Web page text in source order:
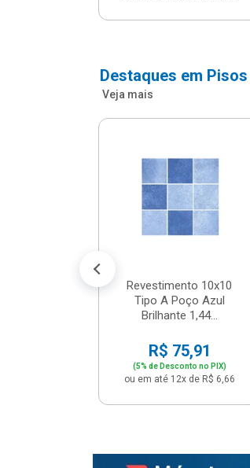
Destaques em
Veja mais
Revestimento 10x10
Tipo A Poço Azul
Brilhante 1,44...
R$ 75,91
(5% de Desconto no PIX)
ou em até 12x de R$ 6,66